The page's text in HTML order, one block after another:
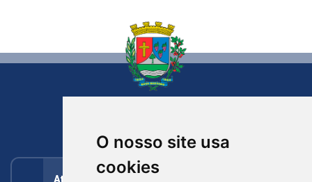
O nosso site usa
cookies
Atendimento